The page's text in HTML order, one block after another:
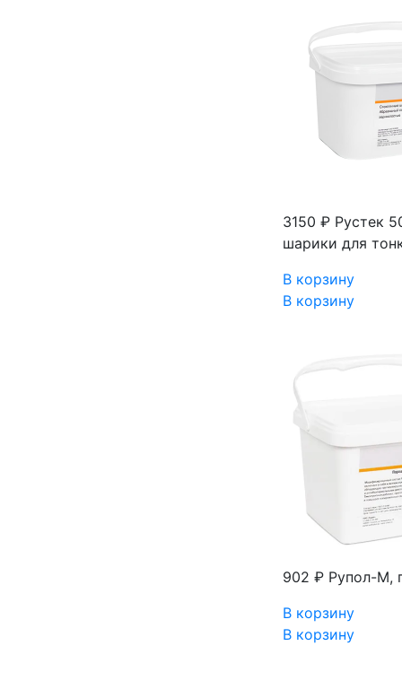
3150 ₽ Рустек
шарики для
В корзину
В корзину
902 ₽ Рупол-М,
В корзину
В корзину